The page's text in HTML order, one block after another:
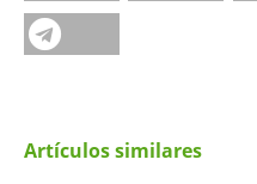
Artículos similares